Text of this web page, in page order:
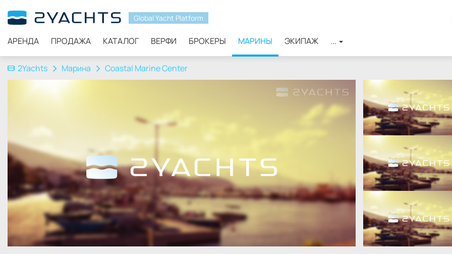
Global Yacht Platform
АРЕНДА ПРОДАЖА КАТАЛОГ ВЕРФИ БРОКЕРЫ МАРИНЫ ЭКИПАЖ ...
2Yachts Марина Coastal Marine Center